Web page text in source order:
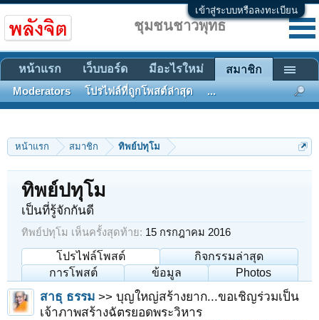
เข้าสู่ระบบหรือลงทะเบียน
หน้าแรก สมาชิก ทิพย์ปทุโม
ทิพย์ปทุโม
เป็นที่รู้จักกันดี
ทิพย์ปทุโม เห็นครั้งสุดท้าย: 15 กรกฎาคม 2016
โปรไฟล์โพสต์
กิจกรรมล่าสุด
การโพสต์
ข้อมูล Photos
สาธุ ธรรม >> บุญใหญ่สร้างยาก...ขอเชิญร่วมเป็น
เจ้าภาพสร้างฉัตรยอดพระวิหาร
ชุมชนชาวพุทธ
หน้าแรก เว็บบอร์ด มีอะไรใหม่ สมาชิก
Moderators โปรไฟล์ที่ถูกโพสต์ล่าสุด ...